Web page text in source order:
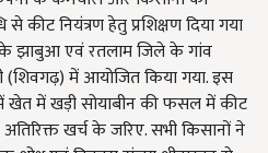
नियंत्रण हेतु प्रशिक्षण दिया गया
के झाबुआ एवं रतलाम जिले के गांव
(शिवगढ़) में आयोजित किया गया. इस
में खेत में खड़ी सोयाबीन की फसल में कीट
खर्च के जरिए. सभी किसानों ने